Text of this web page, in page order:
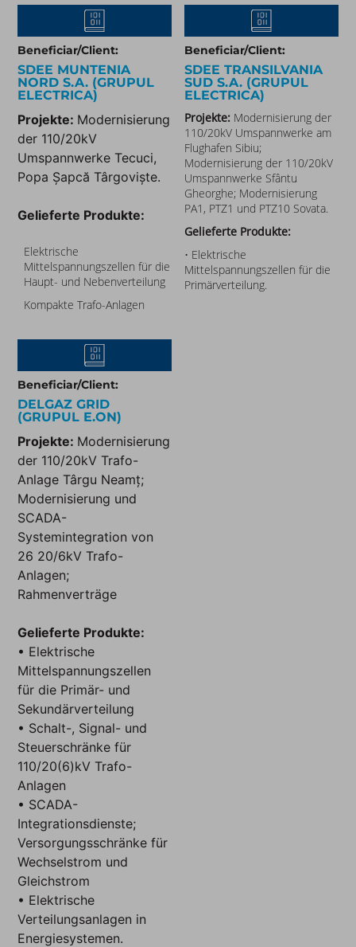
Beneficiar/Client:
SDEE MUNTENIA
NORD S.A. (GRUPUL
ELECTRICA)
Projekte: Modernisierung
der 110/20kV
Umspannwerke Tecuci,
Popa Șapcă Târgoviște.
Gelieferte Produkte:
Elektrische
Mittelspannungszellen für die
Haupt- und Nebenverteilung
Kompakte Trafo-Anlagen
Beneficiar/Client:
SDEE TRANSILVANIA
SUD S.A. (GRUPUL
ELECTRICA)
Projekte: Modernisierung der
110/20kV Umspannwerke am
Flughafen Sibiu;
Modernisierung der 110/20kV
Umspannwerke Sfântu
Gheorghe; Modernisierung
PA1, PTZ1 und PTZ10 Sovata.
Gelieferte Produkte:
• Elektrische
Mittelspannungszellen für die
Primärverteilung.
Beneficiar/Client:
DELGAZ GRID
(GRUPUL E.ON)
Projekte: Modernisierung
der 110/20kV Trafo-
Anlage Târgu Neamț;
Modernisierung und
SCADA-
Systemintegration von
26 20/6kV Trafo-
Anlagen;
Rahmenverträge
Gelieferte Produkte:
• Elektrische
Mittelspannungszellen
für die Primär- und
Sekundärverteilung
• Schalt-, Signal- und
Steuerschränke für
110/20(6)kV Trafo-
Anlagen
• SCADA-
Integrationsdienste;
Versorgungsschränke für
Wechselstrom und
Gleichstrom
• Elektrische
Verteilungsanlagen in
Energiesystemen.